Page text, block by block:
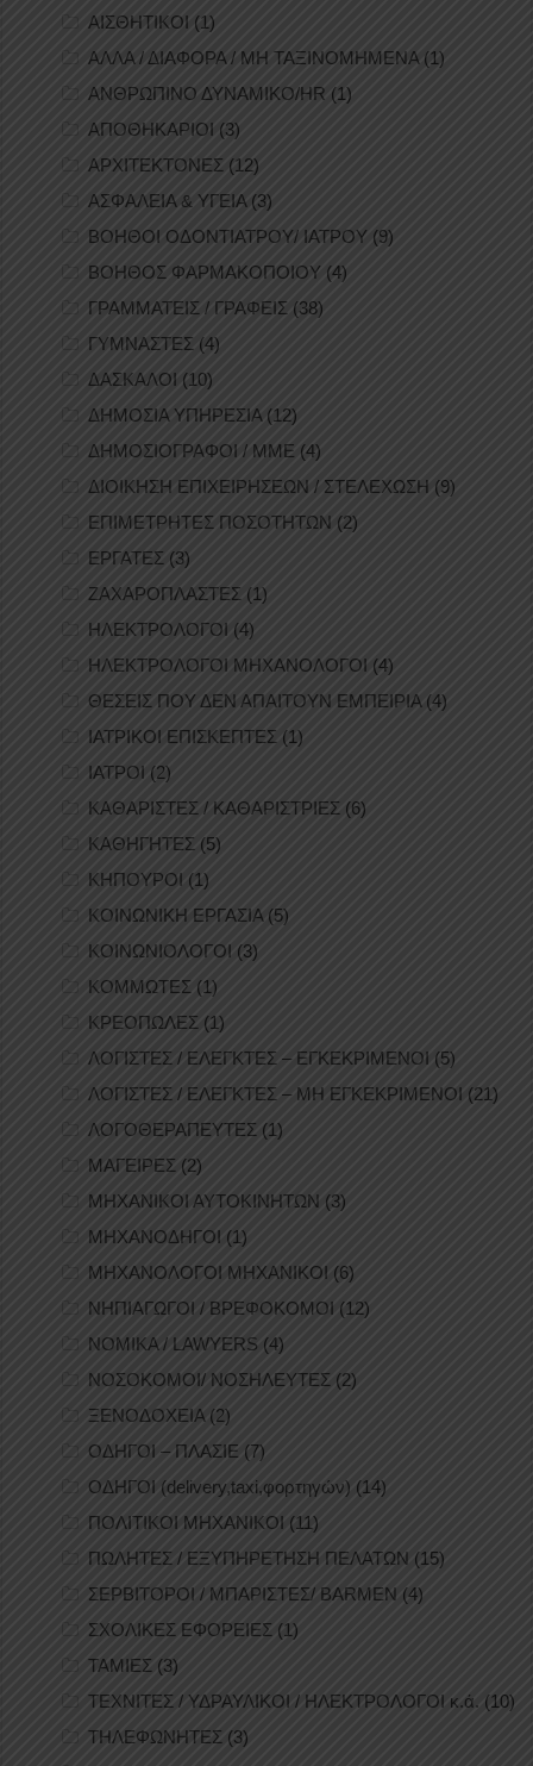
ΑΙΣΘΗΤΙΚΟΙ (1)
ΑΛΛΑ / ΔΙΑΦΟΡΑ / ΜΗ ΤΑΞΙΝΟΜΗΜΕΝΑ (1)
ΑΝΘΡΩΠΙΝΟ ΔΥΝΑΜΙΚΟ/HR (1)
ΑΠΟΘΗΚΑΡΙΟΙ (3)
ΑΡΧΙΤΕΚΤΟΝΕΣ (12)
ΑΣΦΑΛΕΙΑ & ΥΓΕΙΑ(3)
ΒΟΗΘΟΙ ΟΔΟΝΤΙΑΤΡΟΥ/ ΙΑΤΡΟΥ (9)
ΒΟΗΘΟΣ ΦΑΡΜΑΚΟΠΟΙΟΥ (4)
ΓΡΑΜΜΑΤΕΙΣ / ΓΡΑΦΕΙΣ (38)
ΓΥΜΝΑΣΤΕΣ (4)
ΔΑΣΚΑΛΟΙ (10)
ΔΗΜΟΣΙΑ ΥΠΗΡΕΣΙΑ(12)
ΔΗΜΟΣΙΟΓΡΑΦΟΙ / ΜΜΕ (4)
ΔΙΟΙΚΗΣΗ ΕΠΙΧΕΙΡΗΣΕΩΝ / ΣΤΕΛΕΧΩΣΗ (9)
ΕΠΙΜΕΤΡΗΤΕΣ ΠΟΣΟΤΗΤΩΝ (2)
ΕΡΓΑΤΕΣ (3)
ΖΑΧΑΡΟΠΛΑΣΤΕΣ (1)
ΗΛΕΚΤΡΟΛΟΓΟΙ (4)
ΗΛΕΚΤΡΟΛΟΓΟΙ ΜΗΧΑΝΟΛΟΓΟΙ (4)
ΘΕΣΕΙΣ ΠΟΥ ΔΕΝ ΑΠΑΙΤΟΥΝ ΕΜΠΕΙΡΙΑ(4)
ΙΑΤΡΙΚΟΙ ΕΠΙΣΚΕΠΤΕΣ (1)
ΙΑΤΡΟΙ (2)
ΚΑΘΑΡΙΣΤΕΣ / ΚΑΘΑΡΙΣΤΡΙΕΣ (6)
ΚΑΘΗΓΗΤΕΣ (5)
ΚΗΠΟΥΡΟΙ (1)
ΚΟΙΝΩΝΙΚΗ ΕΡΓΑΣΙΑ (5)
ΚΟΙΝΩΝΙΟΛΟΓΟΙ (3)
ΚΟΜΜΩΤΕΣ (1)
ΚΡΕΟΠΩΛΕΣ (1)
ΛΟΓΙΣΤΕΣ / ΕΛΕΓΚΤΕΣ – ΕΓΚΕΚΡΙΜΕΝΟΙ (5)
ΛΟΓΙΣΤΕΣ / ΕΛΕΓΚΤΕΣ – ΜΗ ΕΓΚΕΚΡΙΜΕΝΟΙ (21)
ΛΟΓΟΘΕΡΑΠΕΥΤΕΣ (1)
ΜΑΓΕΙΡΕΣ (2)
ΜΗΧΑΝΙΚΟΙ ΑΥΤΟΚΙΝΗΤΩΝ (3)
ΜΗΧΑΝΟΔΗΓΟΙ (1)
ΜΗΧΑΝΟΛΟΓΟΙ ΜΗΧΑΝΙΚΟΙ (6)
ΝΗΠΙΑΓΩΓΟΙ / ΒΡΕΦΟΚΟΜΟΙ (12)
ΝΟΜΙΚΑ / LAWYERS (4)
ΝΟΣΟΚΟΜΟΙ/ ΝΟΣΗΛΕΥΤΕΣ (2)
ΞΕΝΟΔΟΧΕΙΑ (2)
ΟΔΗΓΟΙ – ΠΛΑΣΙΕ (7)
ΟΔΗΓΟΙ (delivery,taxi,φορτηγών) (14)
ΠΟΛΙΤΙΚΟΙ ΜΗΧΑΝΙΚΟΙ (11)
ΠΩΛΗΤΕΣ / ΕΞΥΠΗΡΕΤΗΣΗ ΠΕΛΑΤΩΝ (15)
ΣΕΡΒΙΤΟΡΟΙ / ΜΠΑΡΙΣΤΕΣ/ BARMEN (4)
ΣΧΟΛΙΚΕΣ ΕΦΟΡΕΙΕΣ (1)
ΤΑΜΙΕΣ (3)
ΤΕΧΝΙΤΕΣ / ΥΔΡΑΥΛΙΚΟΙ / ΗΛΕΚΤΡΟΛΟΓΟΙ κ.ά. (10)
ΤΗΛΕΦΩΝΗΤΕΣ (3)